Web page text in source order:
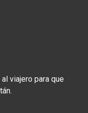
al viajero para que